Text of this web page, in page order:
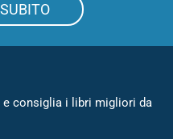
consiglia i libri migliori da